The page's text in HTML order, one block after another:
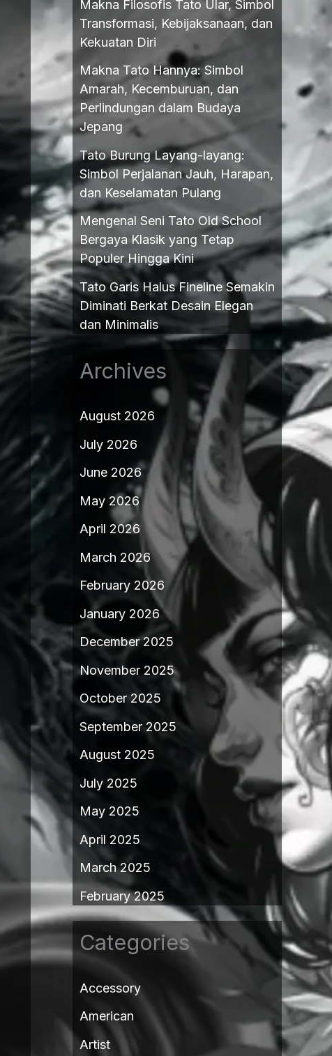
Makna Filosofis Tato Ular, Simbol
Transformasi, Kebijaksanaan, dan
Kekuatan Diri
Makna Tato Hannya: Simbol
Amarah, Kecemburuan, dan
Perlindungan dalam Budaya
Jepang
Tato Burung Layang-layang:
Simbol Perjalanan Jauh, Harapan,
dan Keselamatan Pulang
Mengenal Seni Tato Old School
Bergaya Klasik yang Tetap
Populer Hingga Kini
Tato Garis Halus Fineline Semakin
Diminati Berkat Desain Elegan
dan Minimalis
Archives
August 2026
July 2026
June 2026
May 2026
April 2026
March 2026
February 2026
January 2026
December 2025
November 2025
October 2025
September 2025
August 2025
July 2025
May 2025
April 2025
March 2025
February 2025
Categories
Accessory
American
Artist